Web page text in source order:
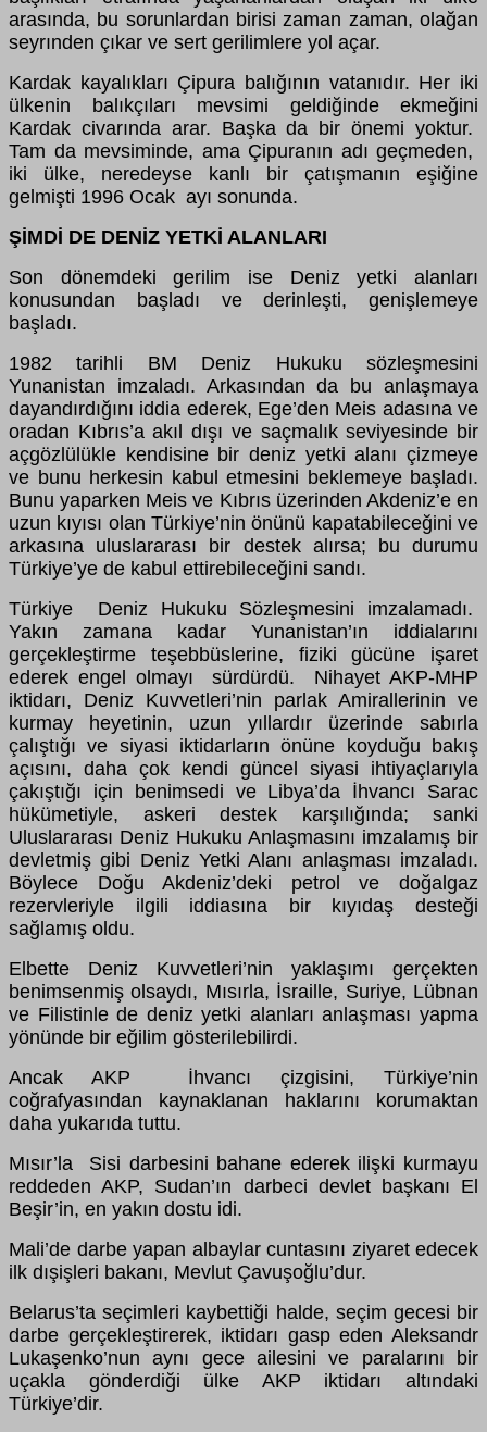
arasında, bu sorunlardan birisi zaman zaman, olağan
seyrınden çıkar ve sert gerilimlere yol açar.
Kardak kayalıkları Çipura balığının vatanıdır. Her iki
ülkenin balıkçıları mevsimi geldiğinde ekmeğini
Kardak civarında arar. Başka da bir önemi yoktur.
Tam da mevsiminde, ama Çipuranın adı geçmeden,
iki ülke, neredeyse kanlı bir çatışmanın eşiğine
gelmişti 1996 Ocak ayı sonunda.
ŞİMDİ DE DENİZ YETKİ ALANLARI
Son dönemdeki gerilim ise Deniz yetki alanları
konusundan başladı ve derinleşti, genişlemeye
başladı.
1982 tarihli BM Deniz Hukuku sözleşmesini
Yunanistan imzaladı. Arkasından da bu anlaşmaya
dayandırdığını iddia ederek, Ege’den Meis adasına ve
oradan Kıbrıs’a akıl dışı ve saçmalık seviyesinde bir
açgözlülükle kendisine bir deniz yetki alanı çizmeye
ve bunu herkesin kabul etmesini beklemeye başladı.
Bunu yaparken Meis ve Kıbrıs üzerinden Akdeniz’e en
uzun kıyısı olan Türkiye’nin önünü kapatabileceğini ve
arkasına uluslararası bir destek alırsa; bu durumu
Türkiye’ye de kabul ettirebileceğini sandı.
Türkiye Deniz Hukuku Sözleşmesini imzalamadı.
Yakın zamana kadar Yunanistan’ın iddialarını
gerçekleştirme teşebbüslerine, fiziki gücüne işaret
ederek engel olmayı sürdürdü. Nihayet AKP-MHP
iktidarı, Deniz Kuvvetleri’nin parlak Amirallerinin ve
kurmay heyetinin, uzun yıllardır üzerinde sabırla
çalıştığı ve siyasi iktidarların önüne koyduğu bakış
açısını, daha çok kendi güncel siyasi ihtiyaçlarıyla
çakıştığı için benimsedi ve Libya’da İhvancı Sarac
hükümetiyle, askeri destek karşılığında; sanki
Uluslararası Deniz Hukuku Anlaşmasını imzalamış bir
devletmiş gibi Deniz Yetki Alanı anlaşması imzaladı.
Böylece Doğu Akdeniz’deki petrol ve doğalgaz
rezervleriyle ilgili iddiasına bir kıyıdaş desteği
sağlamış oldu.
Elbette Deniz Kuvvetleri’nin yaklaşımı gerçekten
benimsenmiş olsaydı, Mısırla, İsraille, Suriye, Lübnan
ve Filistinle de deniz yetki alanları anlaşması yapma
yönünde bir eğilim gösterilebilirdi.
Ancak AKP İhvancı çizgisini, Türkiye’nin
coğrafyasından kaynaklanan haklarını korumaktan
daha yukarıda tuttu.
Mısır’la Sisi darbesini bahane ederek ilişki kurmayu
reddeden AKP, Sudan’ın darbeci devlet başkanı El
Beşir’in, en yakın dostu idi.
Mali’de darbe yapan albaylar cuntasını ziyaret edecek
ilk dışişleri bakanı, Mevlut Çavuşoğlu’dur.
Belarus’ta seçimleri kaybettiği halde, seçim gecesi bir
darbe gerçekleştirerek, iktidarı gasp eden Aleksandr
Lukaşenko’nun aynı gece ailesini ve paralarını bir
uçakla gönderdiği ülke AKP iktidarı altındaki
Türkiye’dir.